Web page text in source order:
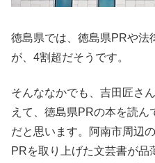
徳島県では、徳島県PRや法
が、4割超だそうです。
そんななかでも、吉田匠さ
えて、徳島県PRの本を読
だと思います。阿南市周辺
PRを取り上げた文芸書が品